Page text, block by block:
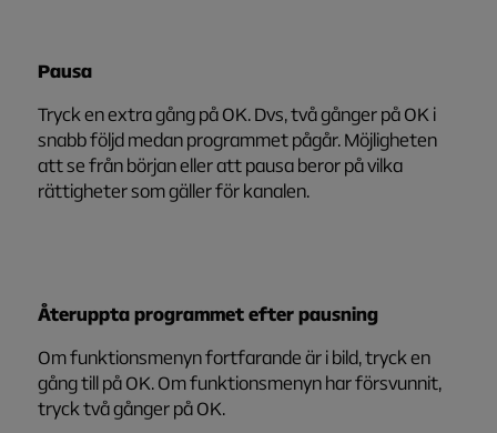
Pausa
Tryck en extra gång på OK. Dvs, två gånger på OK i
snabb följd medan programmet pågår. Möjligheten
att se från början eller att pausa beror på vilka
rättigheter som gäller för kanalen.
Återuppta programmet efter pausning
Om funktionsmenyn fortfarande är i bild, tryck en
gång till på OK. Om funktionsmenyn har försvunnit,
tryck två gånger på OK.